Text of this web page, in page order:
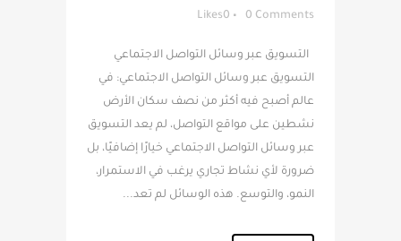
0 Comments
0
Likes
التسويق عبر وسائل التواصل الاجتماعي
التسويق عبر وسائل التواصل الاجتماعي: في
عالم أصبح فيه أكثر من نصف سكان الأرض
نشطين على مواقع التواصل، لم يعد التسويق
عبر وسائل التواصل الاجتماعي خيارًا إضافيًا، بل
ضرورة لأي نشاط تجاري يرغب في الاستمرار،
النمو، والتوسع. هذه الوسائل لم تعد...